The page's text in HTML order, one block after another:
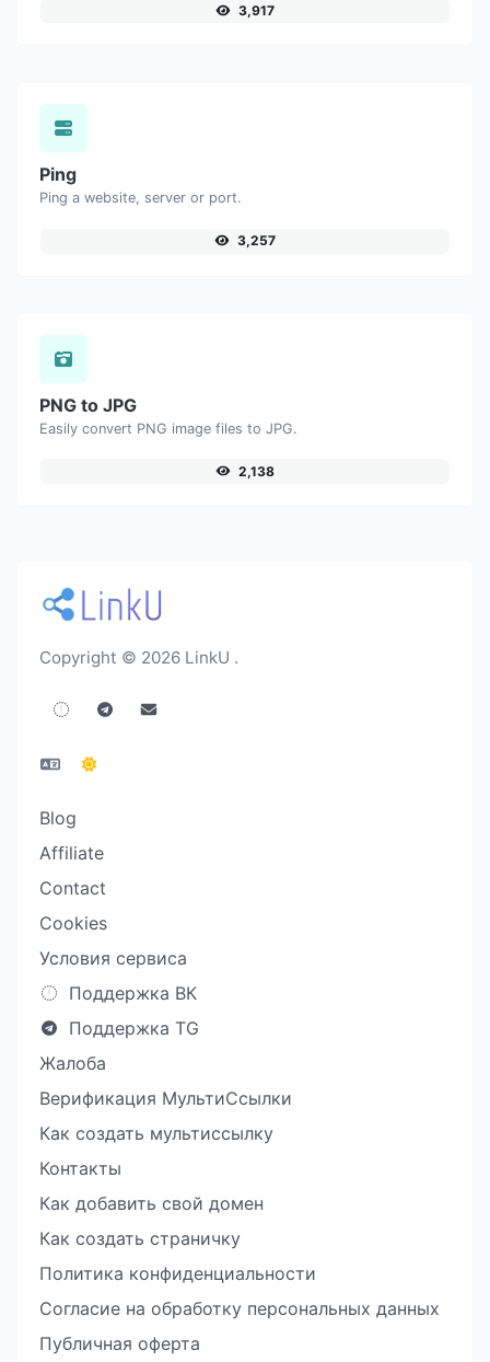
3,917
Ping
Ping a website, server or port.
3,257
PNG to JPG
Easily convert PNG image files to JPG.
2,138
Copyright © 2026 LinkU .
Blog
Affiliate
Contact
Cookies
Условия сервиса
Поддержка ВК
Поддержка TG
Жалоба
Верификация МультиСсылки
Как создать мультиссылку
Контакты
Как добавить свой домен
Как создать страничку
Политика конфиденциальности
Согласие на обработку персональных данных
Публичная оферта